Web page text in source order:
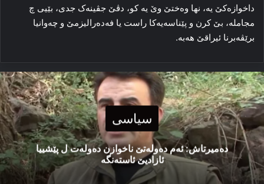
داخوازه‌کێ یه‌، نها وه‌ختێ وێ یه‌ کو، دڤێ جڤینه‌ک جدی، بێیی چ
مجامله‌، بێ کرن و پێناسه‌یه‌کا راست یا فه‌ده‌رالیزمێ و چەوانیا
برێڤه‌برنا ئیراقێ هه‌به‌.
سیاسی
دەمیرتاش: ئەم دەولەتێ ناخوازن دەولەت ل پێشییا
ئازادیێ ئاستەنگە